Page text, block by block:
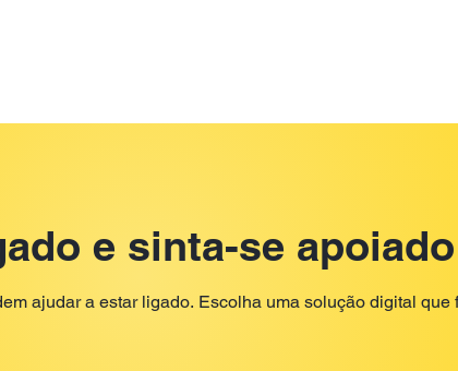
e sinta-se apoiado
ajudar a estar ligado. Escolha uma solução digital